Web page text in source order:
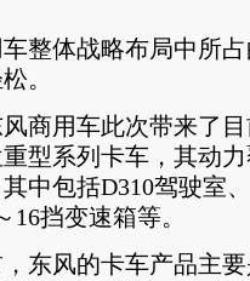
整体战略布局中所
。
用车此次带来了目
型系列卡车，其动
中包括D310驾驶室
16挡变速箱等。
风的卡车产品主要